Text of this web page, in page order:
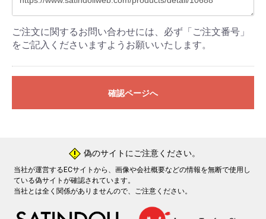
ご注文に関するお問い合わせには、必ず「ご注文番号」
をご記入くださいますようお願いいたします。
確認ページへ
! 偽のサイトにご注意ください。
当社が運営するECサイトから、画像や会社概要などの情報を無断で使用し
ている偽サイトが確認されています。
当社とは全く関係がありませんので、ご注意ください。